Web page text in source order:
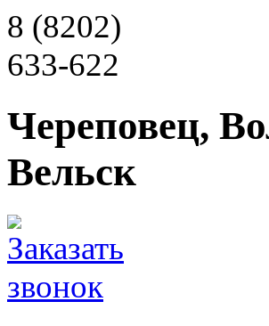
8 (8202)
633-622
Череповец,
Вельск